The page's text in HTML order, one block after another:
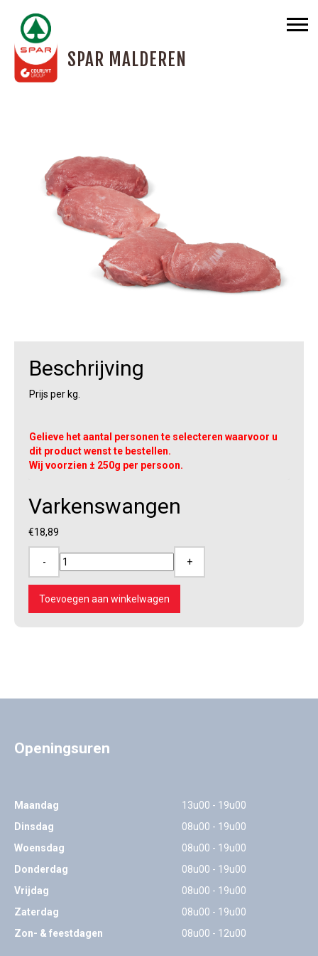
SPAR MALDEREN
Varkenswangen
€18,89
Varkenswangen
aantal
- +
Toevoegen aan winkelwagen
Beschrijving
Prijs per kg.
Gelieve het aantal personen te selecteren waarvoor u
dit product wenst te bestellen.
Wij voorzien ± 250g per persoon.
Openingsuren
Maandag
13u00 - 19u00
Dinsdag
08u00 - 19u00
Woensdag
08u00 - 19u00
Donderdag
08u00 - 19u00
Vrijdag
08u00 - 19u00
Zaterdag
08u00 - 19u00
Zon- & feestdagen
08u00 - 12u00